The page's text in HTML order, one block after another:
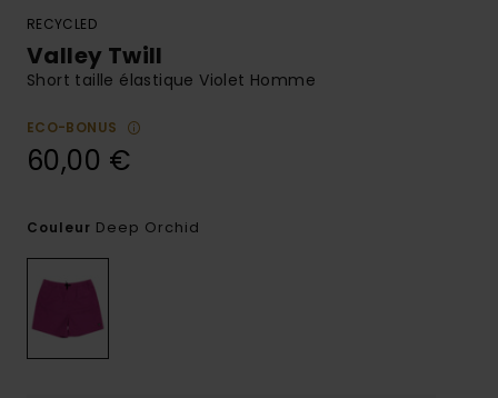
RECYCLED
Valley Twill
Short taille élastique Violet Homme
ECO-BONUS
60,00 €
Couleur Deep Orchid